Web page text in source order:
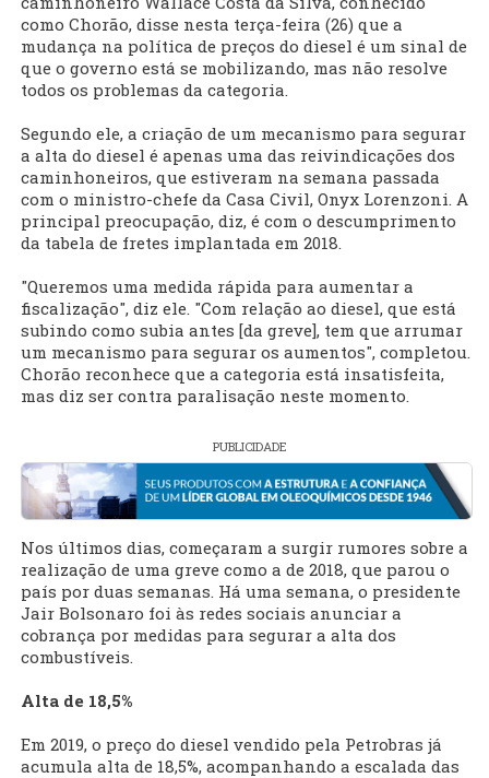
como Chorão, disse nesta terça-feira (26) que a
mudança na política de preços do diesel é um sinal de
que o governo está se mobilizando, mas não resolve
todos os problemas da categoria.
Segundo ele, a criação de um mecanismo para segurar
a alta do diesel é apenas uma das reivindicações dos
caminhoneiros, que estiveram na semana passada
com o ministro-chefe da Casa Civil, Onyx Lorenzoni. A
principal preocupação, diz, é com o descumprimento
da tabela de fretes implantada em 2018.
"Queremos uma medida rápida para aumentar a
fiscalização", diz ele. "Com relação ao diesel, que está
subindo como subia antes [da greve], tem que arrumar
um mecanismo para segurar os aumentos", completou.
Chorão reconhece que a categoria está insatisfeita,
mas diz ser contra paralisação neste momento.
PUBLICIDADE
Nos últimos dias, começaram a surgir rumores sobre a
realização de uma greve como a de 2018, que parou o
país por duas semanas. Há uma semana, o presidente
Jair Bolsonaro foi às redes sociais anunciar a
cobrança por medidas para segurar a alta dos
combustíveis.
Alta de 18,5%
Em 2019, o preço do diesel vendido pela Petrobras já
acumula alta de 18,5%, acompanhando a escalada das